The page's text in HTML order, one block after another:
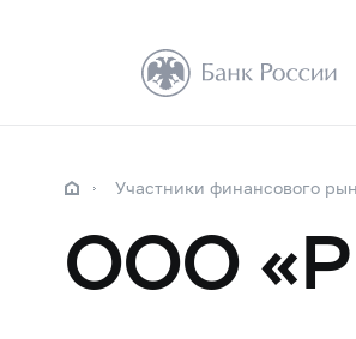
Участники финансового
ООО